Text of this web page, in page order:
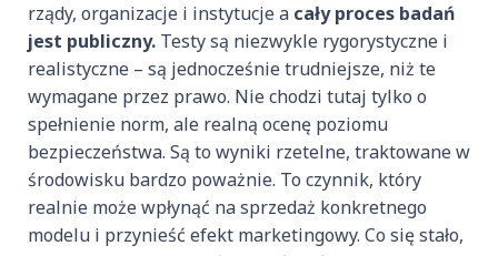
rządy, organizacje i instytucje a cały proces badań
jest publiczny. Testy są niezwykle rygorystyczne i
realistyczne – są jednocześnie trudniejsze, niż te
wymagane przez prawo. Nie chodzi tutaj tylko o
spełnienie norm, ale realną ocenę poziomu
bezpieczeństwa. Są to wyniki rzetelne, traktowane w
środowisku bardzo poważnie. To czynnik, który
realnie może wpłynąć na sprzedaż konkretnego
modelu i przynieść efekt marketingowy. Co się stało,